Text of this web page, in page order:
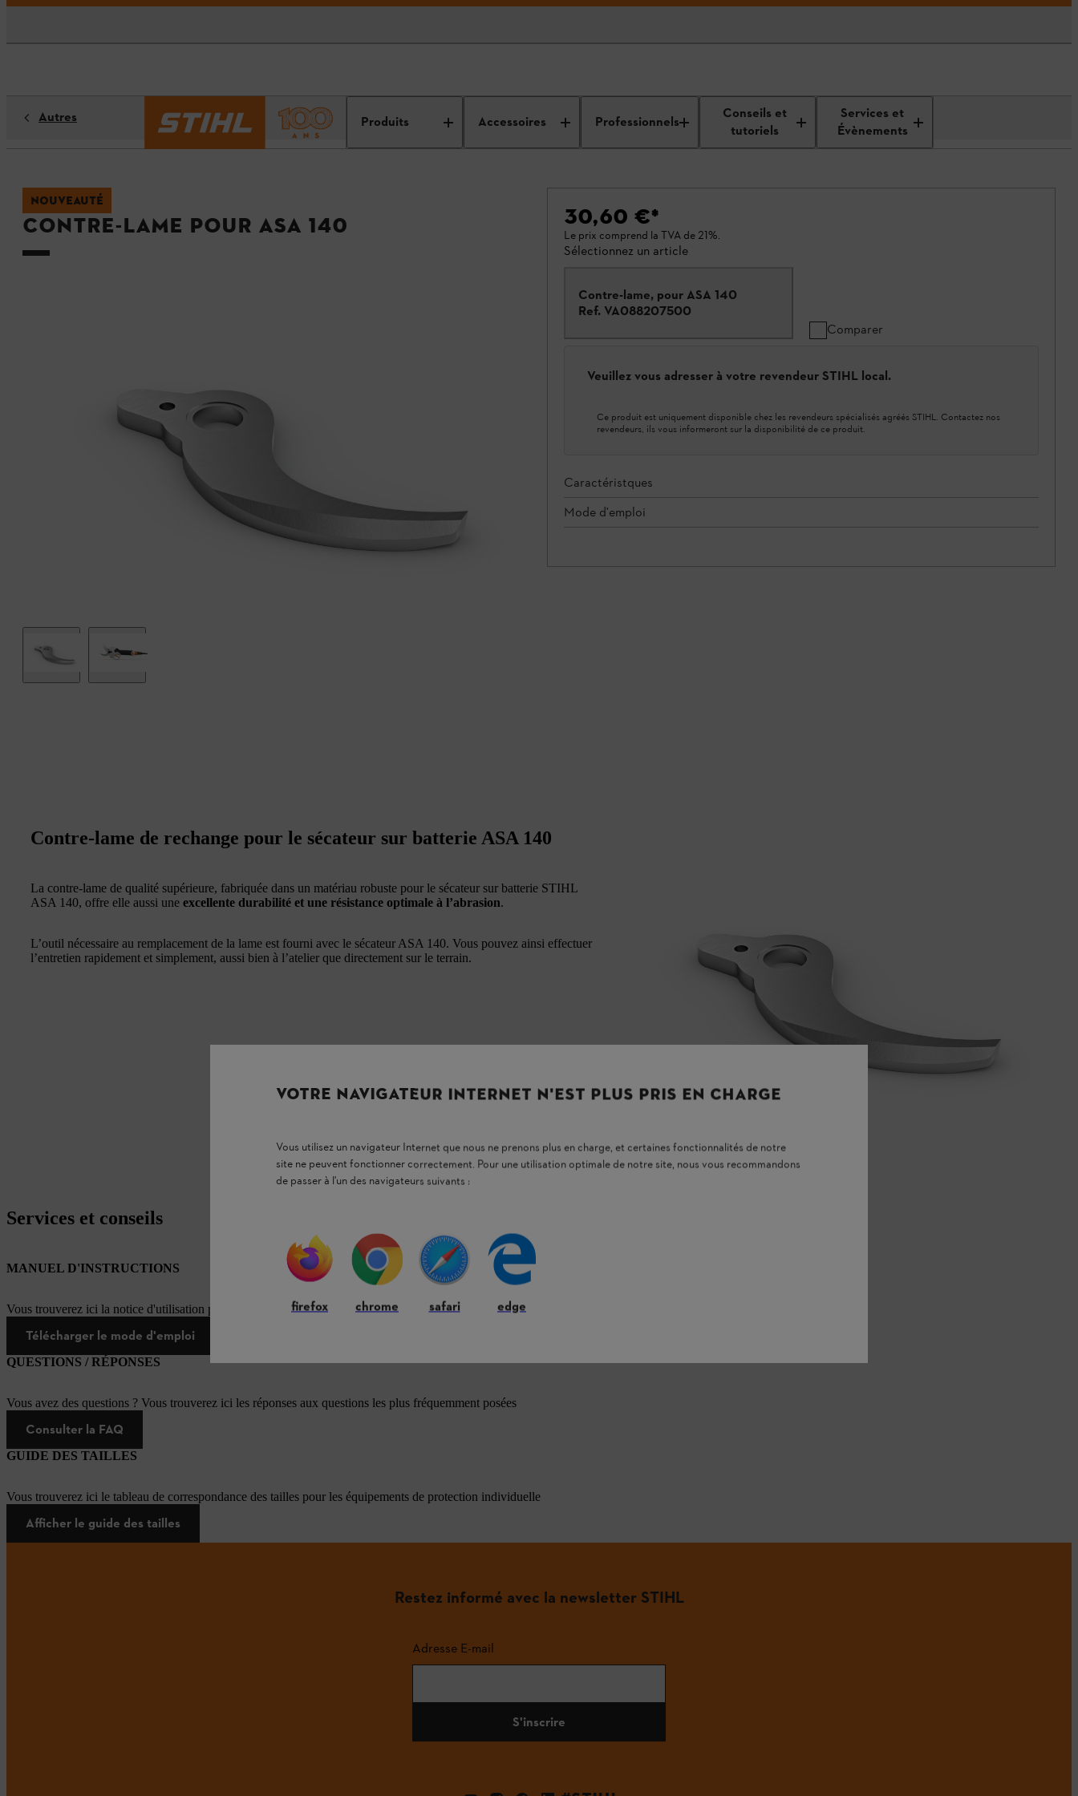
Produits Accessoires Professionnels
Conseils et
tutoriels
Services et
Évènements
Autres
NOUVEAUTÉ
Contre-lame pour ASA 140 30,60 €*
Le prix comprend la TVA de 21%.
Sélectionnez un article
Contre-lame, pour ASA 140
Ref. VA088207500
Comparer
Veuillez vous adresser à votre revendeur STIHL local.
Ce produit est uniquement disponible chez les revendeurs spécialisés agréés STIHL. Contactez nos
revendeurs, ils vous informeront sur la disponibilité de ce produit.
Caractéristques
Mode d'emploi
Contre-lame de rechange pour le sécateur sur batterie ASA 140
La contre-lame de qualité supérieure, fabriquée dans un matériau robuste pour le sécateur sur batterie STIHL
ASA 140, offre elle aussi une excellente durabilité et une résistance optimale à l’abrasion.
L’outil nécessaire au remplacement de la lame est fourni avec le sécateur ASA 140. Vous pouvez ainsi effectuer
l’entretien rapidement et simplement, aussi bien à l’atelier que directement sur le terrain.
Services et conseils
MANUEL D'INSTRUCTIONS
Vous trouverez ici la notice d'utilisation pour ce produit STIHL
Télécharger le mode d'emploi
QUESTIONS / RÉPONSES
Vous avez des questions ? Vous trouverez ici les réponses aux questions les plus fréquemment posées
Consulter la FAQ
GUIDE DES TAILLES
Vous trouverez ici le tableau de correspondance des tailles pour les équipements de protection individuelle
Afficher le guide des tailles
Restez informé avec la newsletter STIHL
Adresse E-mail
S'inscrire
VOTRE NAVIGATEUR INTERNET N'EST PLUS PRIS EN CHARGE
Vous utilisez un navigateur Internet que nous ne prenons plus en charge, et certaines fonctionnalités de notre
site ne peuvent fonctionner correctement. Pour une utilisation optimale de notre site, nous vous recommandons
de passer à l'un des navigateurs suivants :
firefox chrome safari edge